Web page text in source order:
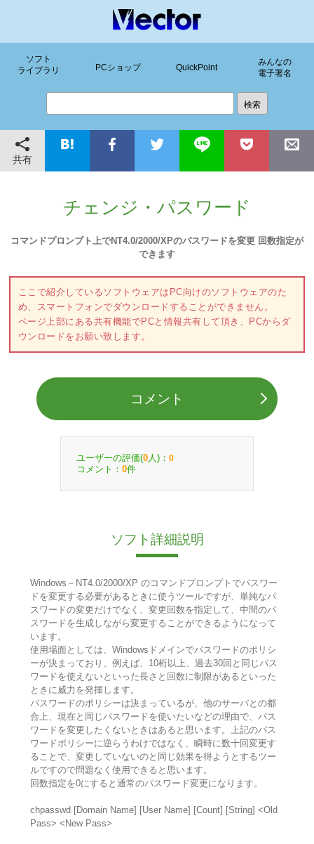
ソフト
ライブラリ
PCショップ QuickPoint
みんなの
電子署名
共有
チェンジ・パスワード
コマンドプロンプト上でNT4.0/2000/XPのパスワードを変更 回数指定が
できます
ここで紹介しているソフトウェアはPC向けのソフトウェアのた
め、スマートフォンでダウンロードすることができません。
ページ上部にある共有機能でPCと情報共有して頂き、PCからダ
ウンロードをお願い致します。
コメント
ユーザーの評価(0 人)： 0
コメント： 0件
ソフト詳細説明
Windows－NT4.0/2000/XP のコマンドプロンプトでパスワー
ドを変更する必要があるときに使うツールですが、単純なパ
スワードの変更だけでなく、変更回数を指定して、中間のパ
スワードを生成しながら変更することができるようになって
います。
使用場面としては、Windowsドメインでパスワードのポリシ
ーが決まっており、例えば、10桁以上、過去30回と同じパス
ワードを使えないといった長さと回数に制限があるといった
ときに威力を発揮します。
パスワードのポリシーは決まっているが、他のサーバとの都
合上、現在と同じパスワードを使いたいなどの理由で、パス
ワードを変更したくないときはあると思います。上記のパス
ワードポリシーに逆らうわけではなく、瞬時に数十回変更す
ることで、変更していないのと同じ効果を得ようとするツー
ルですので問題なく使用できると思います。
回数指定を0にすると通常のパスワード変更になります。
chpasswd [Domain Name] [User Name] [Count] [String] <Old
Pass> <New Pass>